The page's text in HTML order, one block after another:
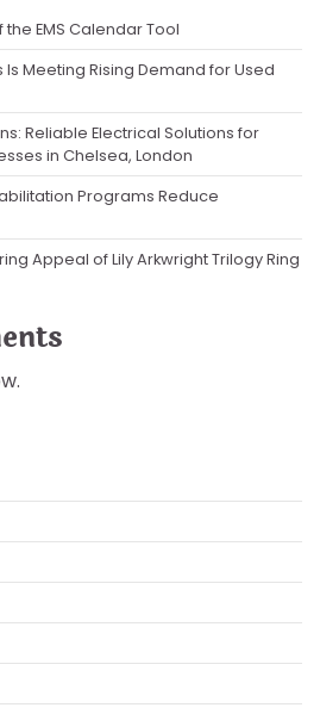
EMS Calendar Tool
Is Meeting Rising Demand for Used
Reliable Electrical Solutions for
in Chelsea, London
Programs Reduce
Appeal of Lily Arkwright Trilogy Ring